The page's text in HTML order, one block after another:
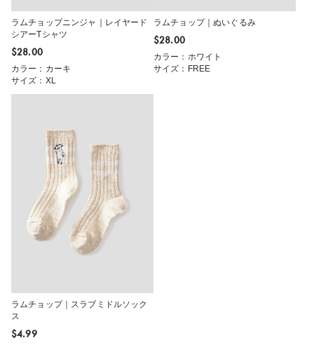
ラムチョップニンジャ｜レイヤード
シアーTシャツ
$‌28.00
カラー：カーキ
サイズ：XL
ラムチョップ｜ぬいぐるみ
$‌28.00
カラー：ホワイト
サイズ：FREE
ラムチョップ｜スラブミドルソック
ス
$‌4.99